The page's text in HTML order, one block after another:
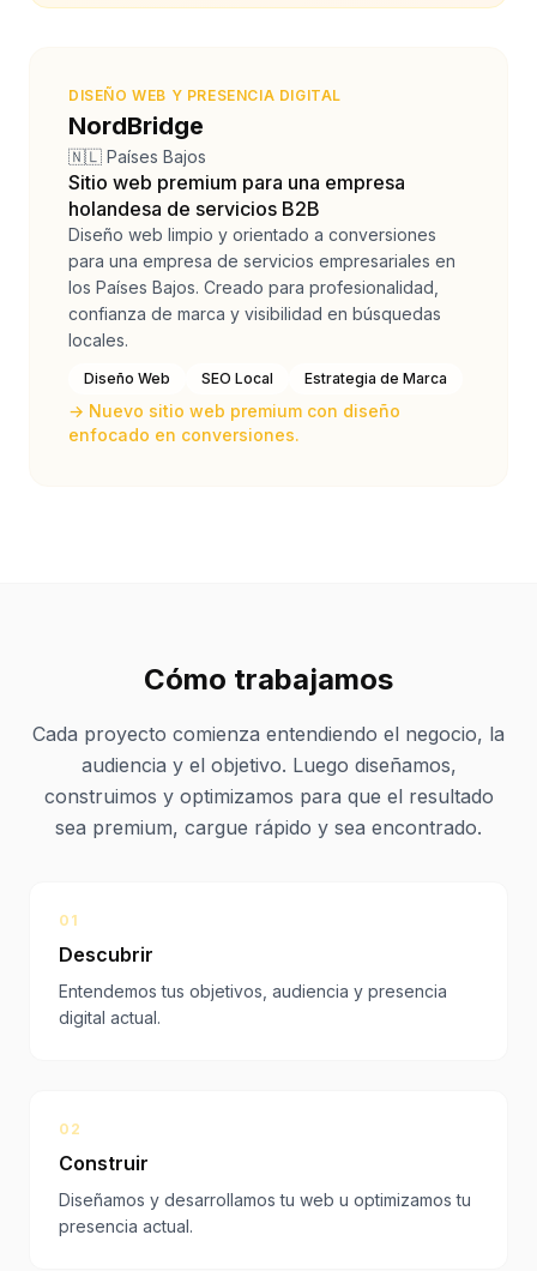
DISEÑO WEB Y PRESENCIA DIGITAL
NordBridge
🇳🇱 Países Bajos
Sitio web premium para una empresa
holandesa de servicios B2B
Diseño web limpio y orientado a conversiones
para una empresa de servicios empresariales en
los Países Bajos. Creado para profesionalidad,
confianza de marca y visibilidad en búsquedas
locales.
Diseño Web SEO Local Estrategia de Marca
→ Nuevo sitio web premium con diseño
enfocado en conversiones.
Cómo trabajamos
Cada proyecto comienza entendiendo el negocio, la
audiencia y el objetivo. Luego diseñamos,
construimos y optimizamos para que el resultado
sea premium, cargue rápido y sea encontrado.
01
Descubrir
Entendemos tus objetivos, audiencia y presencia
digital actual.
02
Construir
Diseñamos y desarrollamos tu web u optimizamos tu
presencia actual.